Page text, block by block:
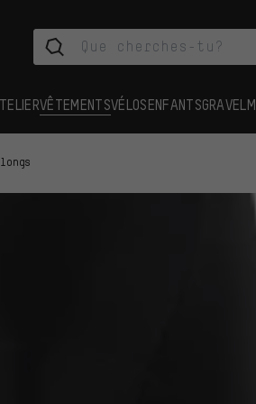
VÊTEMENTSVÉLOSENFANTSGRAVEL